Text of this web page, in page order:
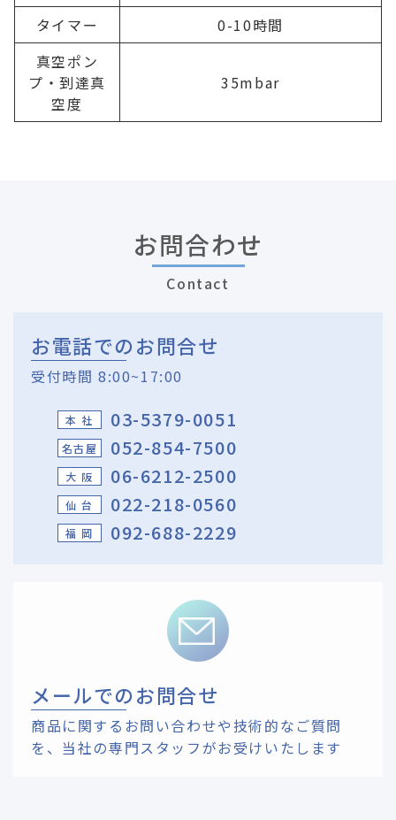
タイマー
0-10時間
真空ポン
プ・到達真
空度
35mbar
お問合わせ
Contact
お電話でのお問合せ
受付時間 8:00~17:00
本 社 03-5379-0051
名古屋 052-854-7500
大 阪 06-6212-2500
仙 台 022-218-0560
福 岡 092-688-2229
メールでのお問合せ
商品に関するお問い合わせや技術的なご質問
を、 当社の専門スタッフがお受けいたします